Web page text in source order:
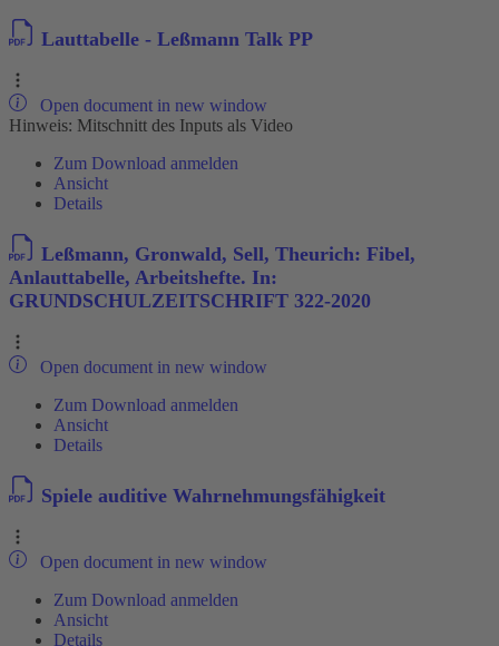
Lauttabelle - Leßmann Talk PP
Open document in new window
Hinweis: Mitschnitt des Inputs als Video
Zum Download anmelden
Ansicht
Details
Leßmann, Gronwald, Sell, Theurich: Fibel,
Anlauttabelle, Arbeitshefte. In:
GRUNDSCHULZEITSCHRIFT 322-2020
Open document in new window
Zum Download anmelden
Ansicht
Details
Spiele auditive Wahrnehmungsfähigkeit
Open document in new window
Zum Download anmelden
Ansicht
Details